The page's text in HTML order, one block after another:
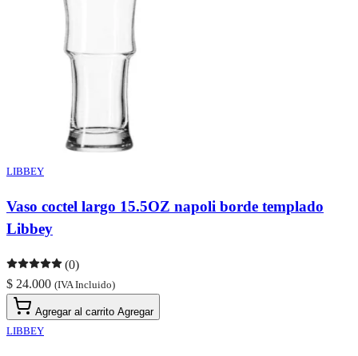
LIBBEY
Vaso coctel largo 15.5OZ napoli borde templado
Libbey
(0)
$ 24.000 (IVA Incluido)
Agregar al carrito Agregar
LIBBEY